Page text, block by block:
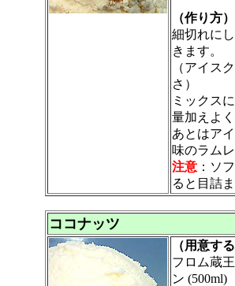
（作り方）
細切れに
きます。
（アイス
さ）
ミックス
量加えよ
あとはア
味のラム
注意 ：ソ
ると目詰
ココナッツ
（用意す
フロム蔵
ン (500ml)